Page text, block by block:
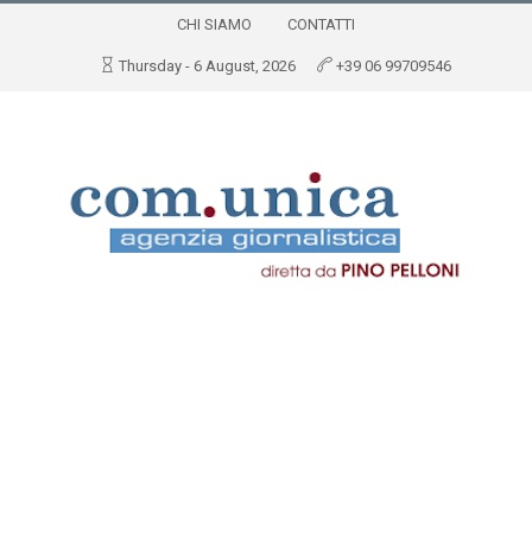
CHI SIAMO CONTATTI
Thursday - 6 August, 2026 +39 06 99709546